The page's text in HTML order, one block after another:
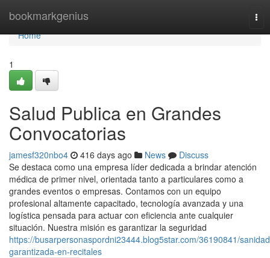
bookmarkgenius
Home
Home
1
Salud Publica en Grandes
Convocatorias
jamesf320nbo4 416 days ago News
Discuss
Se destaca como una empresa líder dedicada a brindar atención
médica de primer nivel, orientada tanto a particulares como a
grandes eventos o empresas. Contamos con un equipo
profesional altamente capacitado, tecnología avanzada y una
logística pensada para actuar con eficiencia ante cualquier
situación. Nuestra misión es garantizar la seguridad
https://busarpersonaspordni23444.blog5star.com/36190841/
garantizada-en-recitales